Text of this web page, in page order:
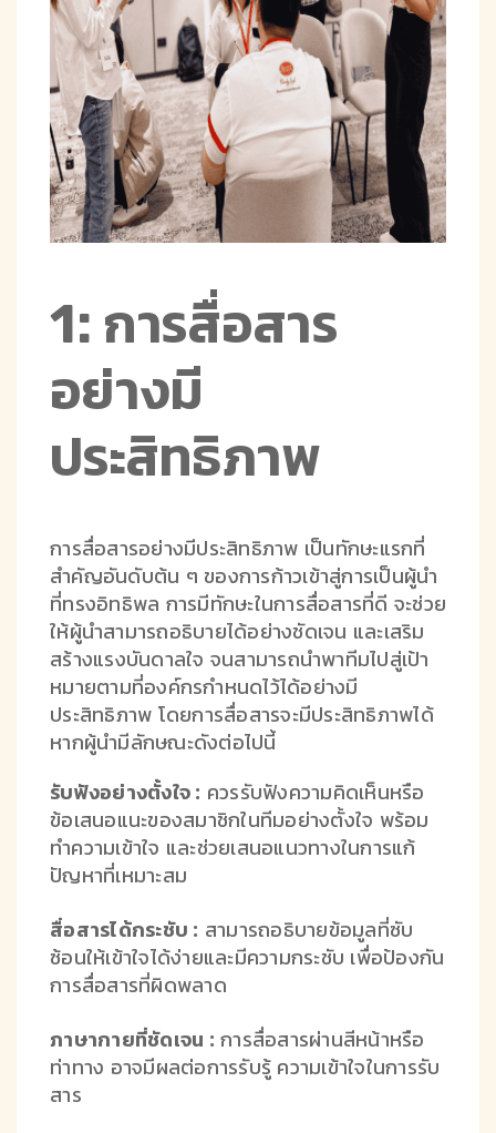
1: การสื่อสาร
อย่างมี
ประสิทธิภาพ
การสื่อสารอย่างมีประสิทธิภาพ เป็นทักษะแรกที่
สำคัญอันดับต้น ๆ ของการก้าวเข้าสู่การเป็นผู้นำ
ที่ทรงอิทธิพล การมีทักษะในการสื่อสารที่ดี จะช่วย
ให้ผู้นำสามารถอธิบายได้อย่างชัดเจน และเสริม
สร้างแรงบันดาลใจ จนสามารถนำพาทีมไปสู่เป้า
หมายตามที่องค์กรกำหนดไว้ได้อย่างมี
ประสิทธิภาพ โดยการสื่อสารจะมีประสิทธิภาพได้
หากผู้นำมีลักษณะดังต่อไปนี้
รับฟังอย่างตั้งใจ : ควรรับฟังความคิดเห็นหรือ
ข้อเสนอแนะของสมาชิกในทีมอย่างตั้งใจ พร้อม
ทำความเข้าใจ และช่วยเสนอแนวทางในการแก้
ปัญหาที่เหมาะสม
สื่อสารได้กระชับ : สามารถอธิบายข้อมูลที่ซับ
ซ้อนให้เข้าใจได้ง่ายและมีความกระชับ เพื่อป้องกัน
การสื่อสารที่ผิดพลาด
ภาษากายที่ชัดเจน : การสื่อสารผ่านสีหน้าหรือ
ท่าทาง อาจมีผลต่อการรับรู้ ความเข้าใจในการรับ
สาร